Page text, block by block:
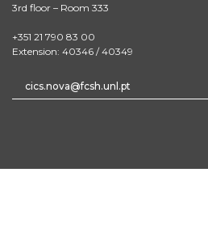
3rd floor – Room 333
+351 21 790 83 00
Extension: 40346 / 40349
cics.nova@fcsh.unl.pt